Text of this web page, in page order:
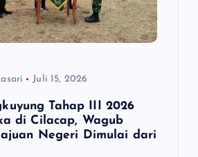
Juli 15, 2026
Tahap III 2026
di Cilacap, Wagub
Negeri Dimulai dari